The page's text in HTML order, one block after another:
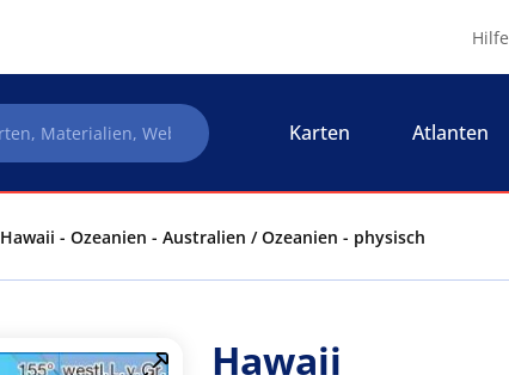
Hilfe
Karten Atlanten
Hawaii - Ozeanien - Australien / Ozeanien - physisch
Hawaii